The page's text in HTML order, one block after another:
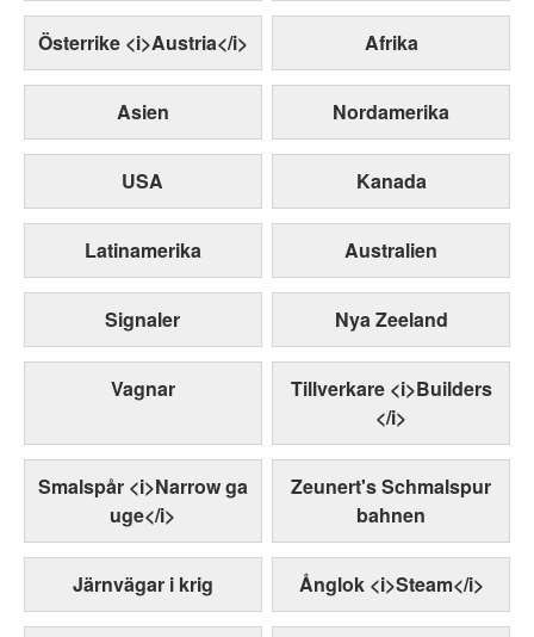
Österrike <i>Austria</i> Afrika
Asien Nordamerika
USA Kanada
Latinamerika Australien
Signaler Nya Zeeland
Vagnar
Tillverkare <i>Builders
</i>
Smalspår <i>Narrow ga
uge</i>
Zeunert's Schmalspur
bahnen
Järnvägar i krig Ånglok <i>Steam</i>